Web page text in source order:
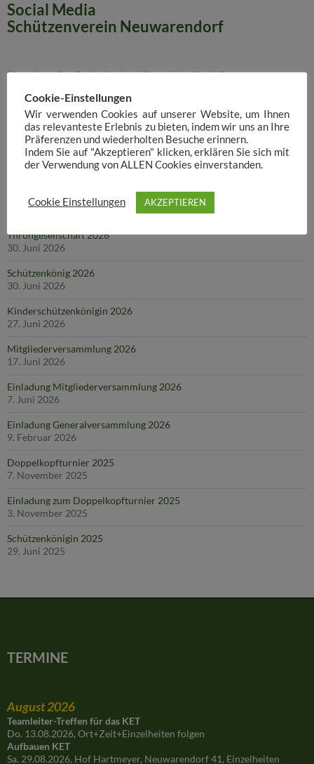
Social Media
Schützenverein Neuwarendorf
Über das grüne Symbol gelangt ihr zu aktuellen Infos unseres
https://whatsapp.com/channel/0029VaFrlMv6GcGMOEwvx23u
AKTUELLES
Helfertreffen
17. Juli 2026
Throngesellschaft 2026
30. Juni 2026
Schützenkönig 2026
30. Juni 2026
Kinderschützenkönigin 2026
27. Juni 2026
Mitgliederversammlung 2026
17. Juni 2026
Einladung Mitgliederversammlung 2026
7. Juni 2026
Einladung Generalversammlung 2026
9. Februar 2026
Doppelkopfturnier 2025
7. November 2025
Einladung zum Doppelkopfturnier 2025
3. November 2025
Schützenkönigin 2025
29. Juni 2025
TERMINE
August 2026
Teamleiter-Treffen für das KET
Do. 13.08.2026, Ort+Zeit+Einzelheiten folgen
Aufbauen KET
Sa. 29.08.2026, Hof Hartmeyer, Neuwarendorf 41, Einzelheiten
Cookie-Einstellungen
Wir verwenden Cookies auf unserer Website, um Ihnen
das relevanteste Erlebnis zu bieten, indem wir uns an Ihre
Präferenzen und wiederholten Besuche erinnern.
Indem Sie auf "Akzeptieren" klicken, erklären Sie sich mit
der Verwendung von ALLEN Cookies einverstanden.
Cookie Einstellungen AKZEPTIEREN